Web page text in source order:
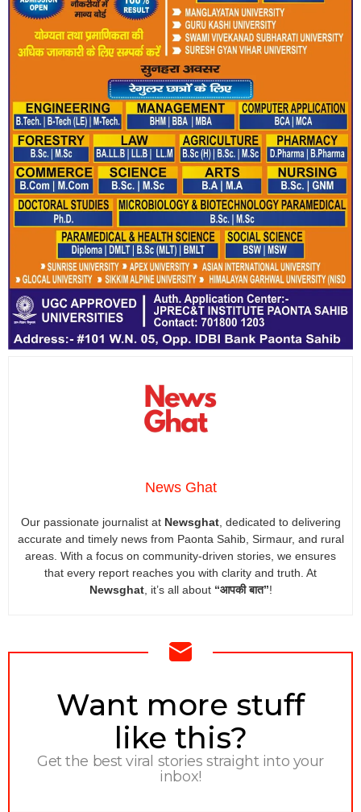
News Ghat
Our passionate journalist at Newsghat, dedicated to delivering
accurate and timely news from Paonta Sahib, Sirmaur, and rural
areas. With a focus on community-driven stories, we ensures
that every report reaches you with clarity and truth. At
Newsghat, it’s all about “आपकी बात”!
NEWSLETTER
Want more stuff
like this?
Get the best viral stories straight into your
inbox!